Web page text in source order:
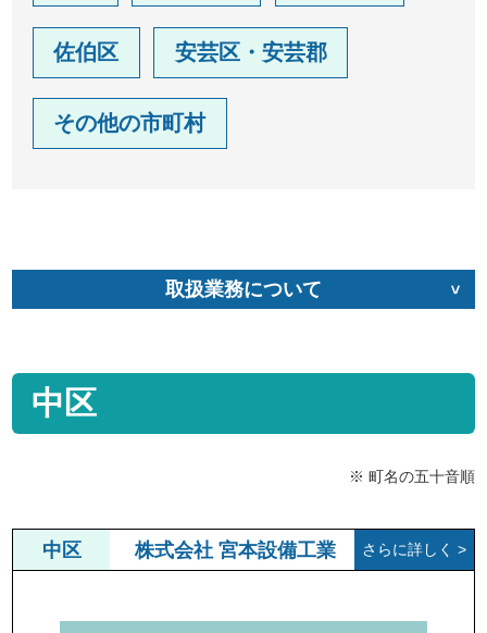
佐伯区 安芸区・安芸郡
その他の市町村
取扱業務について
中区
※ 町名の五十音順
中区 株式会社 宮本設備工業 さらに詳しく >